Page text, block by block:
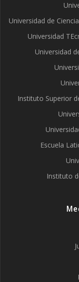
Universidad de
Universidad
Universidad
Instituto Superior
Escuela
Instituto